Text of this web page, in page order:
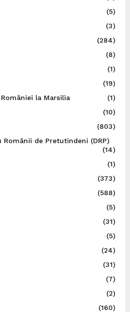
(5)
(3)
(284)
(8)
(1)
(19)
la Marsilia
(1)
(10)
(803)
de Pretutindeni (DRP)
(14)
(1)
(373)
(588)
(5)
(31)
(5)
(24)
(31)
(7)
(2)
(160)